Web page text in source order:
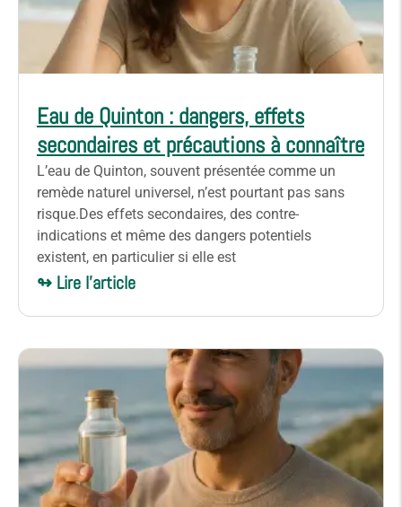
Eau de Quinton : dangers, effets
secondaires et précautions à connaître
L’eau de Quinton, souvent présentée comme un
remède naturel universel, n’est pourtant pas sans
risque.Des effets secondaires, des contre-
indications et même des dangers potentiels
existent, en particulier si elle est
↬ Lire l'article